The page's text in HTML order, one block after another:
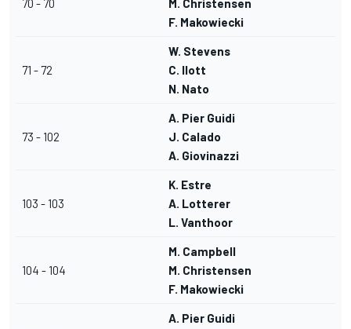
70 - 70
M. Christensen
F. Makowiecki
71 - 72
W. Stevens
C. Ilott
N. Nato
73 - 102
A. Pier Guidi
J. Calado
A. Giovinazzi
103 - 103
K. Estre
A. Lotterer
L. Vanthoor
104 - 104
M. Campbell
M. Christensen
F. Makowiecki
A. Pier Guidi